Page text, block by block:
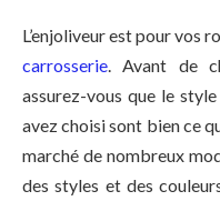
L’enjoliveur est pour vos
carrosserie. Avant de
assurez-vous que le
avez choisi sont bien ce
marché de nombreux
des styles et des